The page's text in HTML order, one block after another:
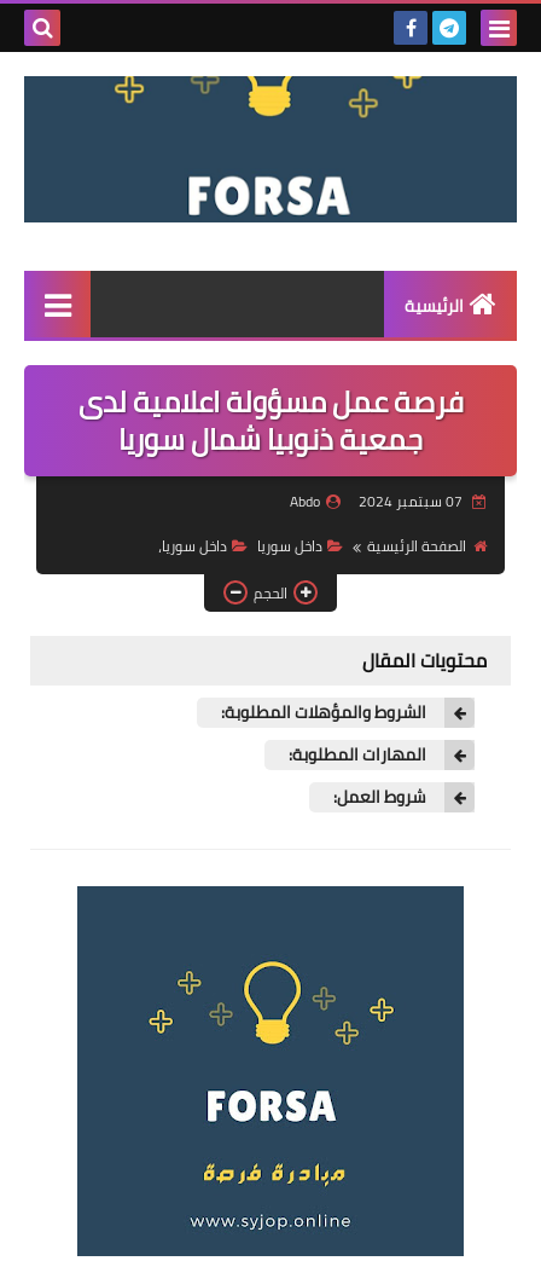
بحث
الرئيسية
القائمة
مناقصات
فرص عمل داخل سوريا
فرص عمل في العراق
فرص عمل في اليمن
دورات تدريبية
فرصة عمل مسؤولة اعلامية لدى
جمعية ذنوبيا شمال سوريا
Abdo
الصفحة الرئيسية
داخل سوريا
داخل سوريا،
الحجم
محتويات المقال
الشروط والمؤهلات المطلوبة:
المهارات المطلوبة:
شروط العمل: